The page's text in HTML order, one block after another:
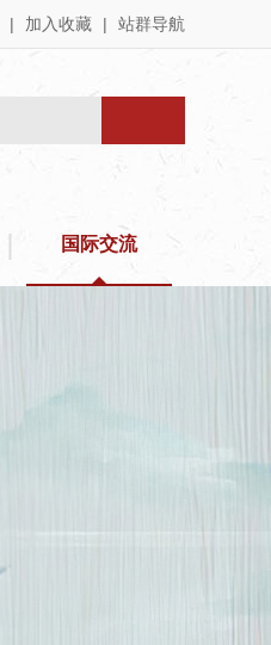
| 加入收藏 | 站群导航
| 国际交流